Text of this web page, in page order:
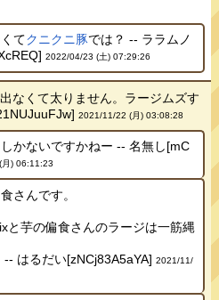
てクニクニ豚では？ -- ララムノ
2022/04/23 (土) 07:29:26
なくて太りません。ラージムズす
2021/11/22 (月) 03:08:28
かないですかねー -- 名無し[mC
) 06:11:23
さんです。
と芋の偏食さんのラージは一筋縄
はるだい[zNCj83A5aYA] 2021/11/